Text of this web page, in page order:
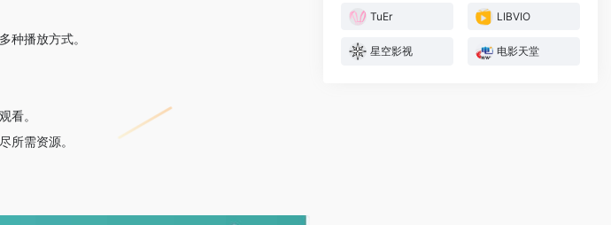
种播放方式。
看。
所需资源。
TuEr LIBVIO
星空影视 电影天堂